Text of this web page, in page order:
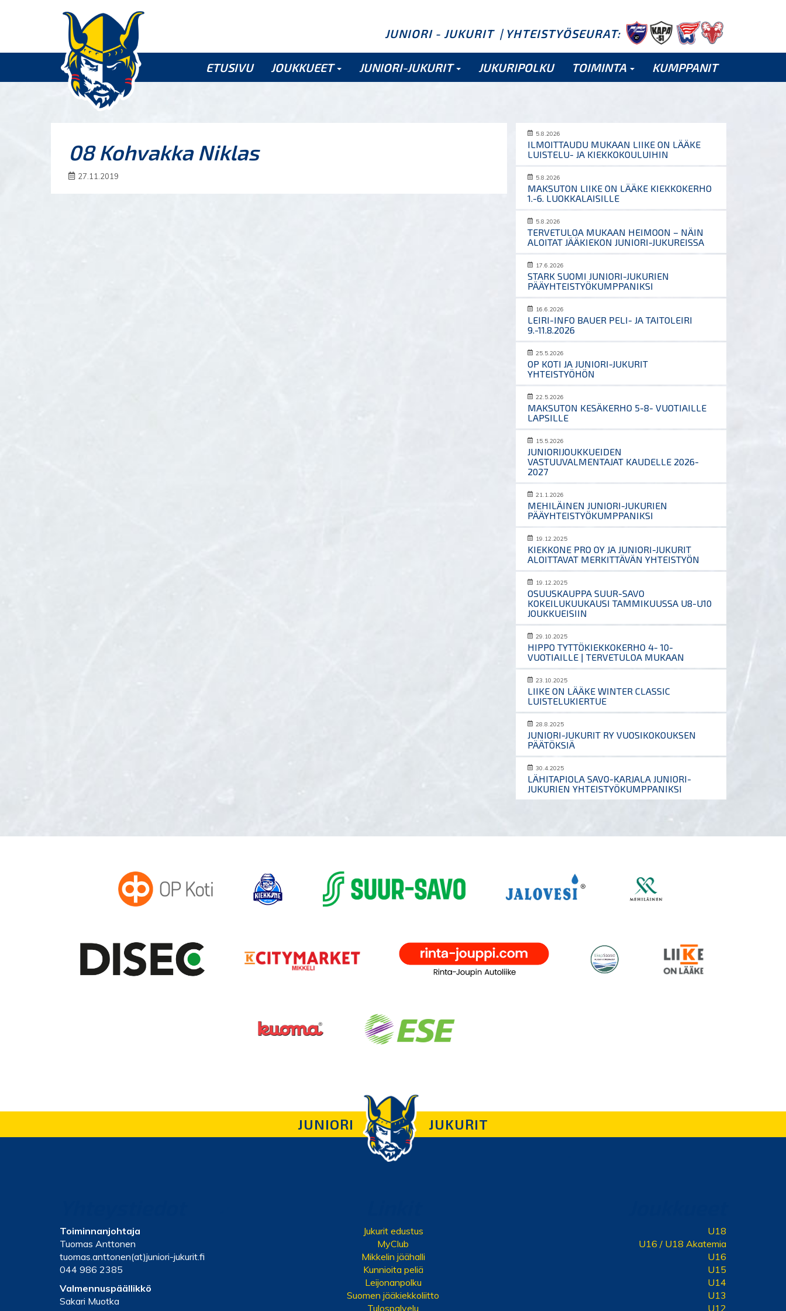
JUNIORI - JUKURIT | YHTEISTYÖSEURAT:
ETUSIVU JOUKKUEET JUNIORI-JUKURIT JUKURIPOLKU TOIMINTA KUMPPANIT
08 Kohvakka Niklas
27.11.2019
5.8.2026
ILMOITTAUDU MUKAAN LIIKE ON LÄÄKE
LUISTELU- JA KIEKKOKOULUIHIN
5.8.2026
MAKSUTON LIIKE ON LÄÄKE KIEKKOKERHO
1.-6. LUOKKALAISILLE
5.8.2026
TERVETULOA MUKAAN HEIMOON – NÄIN
ALOITAT JÄÄKIEKON JUNIORI-JUKUREISSA
17.6.2026
STARK SUOMI JUNIORI-JUKURIEN
PÄÄYHTEISTYÖKUMPPANIKSI
16.6.2026
LEIRI-INFO BAUER PELI- JA TAITOLEIRI
9.-11.8.2026
25.5.2026
OP KOTI JA JUNIORI-JUKURIT
YHTEISTYÖHÖN
22.5.2026
MAKSUTON KESÄKERHO 5-8- VUOTIAILLE
LAPSILLE
15.5.2026
JUNIORIJOUKKUEIDEN
VASTUUVALMENTAJAT KAUDELLE 2026-
2027
21.1.2026
MEHILÄINEN JUNIORI-JUKURIEN
PÄÄYHTEISTYÖKUMPPANIKSI
19.12.2025
KIEKKONE PRO OY JA JUNIORI-JUKURIT
ALOITTAVAT MERKITTÄVÄN YHTEISTYÖN
19.12.2025
OSUUSKAUPPA SUUR-SAVO
KOKEILUKUUKAUSI TAMMIKUUSSA U8-U10
JOUKKUEISIIN
29.10.2025
HIPPO TYTTÖKIEKKOKERHO 4- 10-
VUOTIAILLE | TERVETULOA MUKAAN
23.10.2025
LIIKE ON LÄÄKE WINTER CLASSIC
LUISTELUKIERTUE
28.8.2025
JUNIORI-JUKURIT RY VUOSIKOKOUKSEN
PÄÄTÖKSIÄ
30.4.2025
LÄHITAPIOLA SAVO-KARJALA JUNIORI-
JUKURIEN YHTEISTYÖKUMPPANIKSI
JUNIORI JUKURIT
Toiminnanjohtaja
Tuomas Anttonen
tuomas.anttonen(at)juniori-jukurit.fi
044 986 2385
Valmennuspäällikkö
Sakari Muotka
Jukurit edustus
MyClub
Mikkelin jäähalli
Kunnioita peliä
Leijonanpolku
Suomen jääkiekkoliitto
Tulospalvelu
U18
U16 / U18 Akatemia
U16
U15
U14
U13
U12